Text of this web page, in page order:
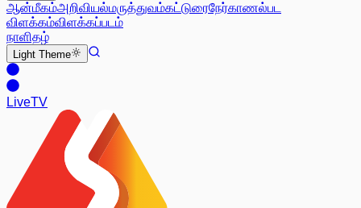
ஆன்மீகம்அறிவியல்மருத்துவம்கட்டுரைநேர்காணல்பட
விளக்கம்விளக்கப்படம்
நாளிதழ்
Light Theme
LiveTV